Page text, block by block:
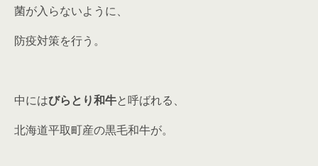
菌が入らないように、
防疫対策を行う。
中にはびらとり和牛と呼ばれる、
北海道平取町産の黒毛和牛が。